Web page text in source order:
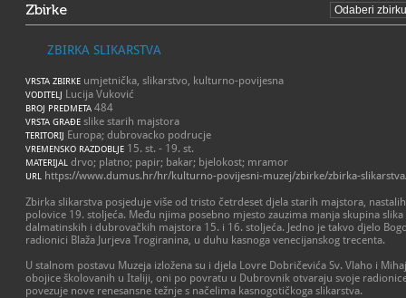
Zbirke
ZBIRKA SLIKARSTVA
VRSTA ZBIRKE umjetnička, slikarstvo, kulturno-povijesna
VODITELJ Lucija Vuković
BROJ PREDMETA 484
VRSTA GRAĐE slike starih majstora
TERITORIJ Europa; dubrovacko podrucje
VREMENSKO RAZDOBLJE 15. st. - 19. st.
MATERIJAL drvo; platno; papir; bakar; bjelokost; mramor
URL https://www.dumus.hr/hr/kulturno-povijesni-muzej/zbirke/zbirka-
Zbirka slikarstva posjeduje više od tristo četrdeset djela starih majstora,
polovice 19. stoljeća. Među njima posebno mjesto zauzima manja skupina
dalmatinskih i dubrovačkih majstora 15. i 16. stoljeća. Jedno je takvo djelo
radionici Blaža Jurjeva Trogiranina, u duhu kasnoga venecijanskog trecenta.
U stalnom postavu Muzeja izložena su i djela Lovre Dobričevića Sv. Vlaho i
obojice školovanih u Italiji, oni po povratu u Dubrovnik otvaraju svoje
povezuje nove renesansne težnje s načelima kasnogotičkoga slikarstva.